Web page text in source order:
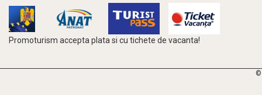
Promoturism accepta plata si cu tichete de vacanta!
©